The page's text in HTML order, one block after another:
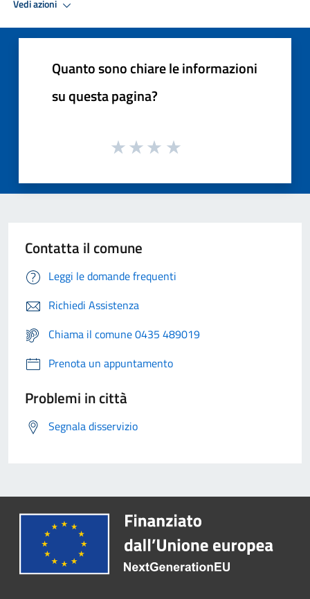
Vedi azioni
Quanto sono chiare le informazioni
su questa pagina?
Contatta il comune
Leggi le domande frequenti
Richiedi Assistenza
Chiama il comune 0435 489019
Prenota un appuntamento
Problemi in città
Segnala disservizio